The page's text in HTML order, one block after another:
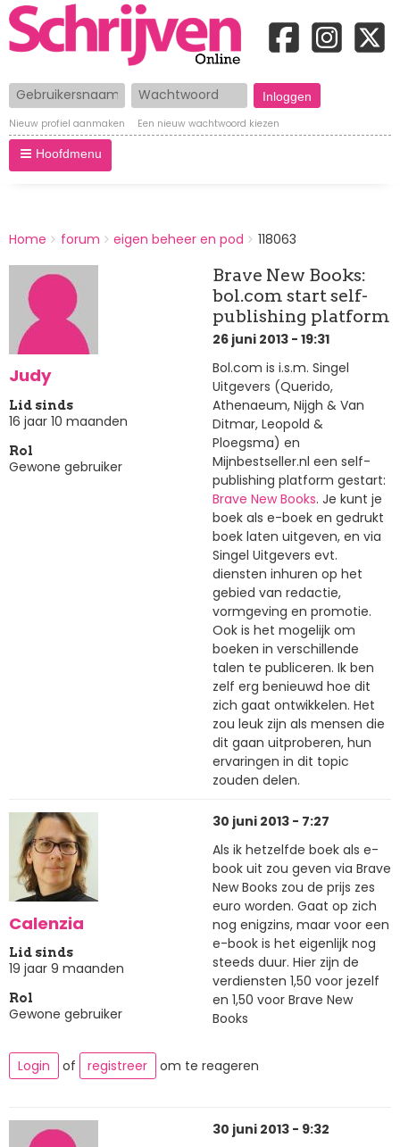
Gebruikersnaam Wachtwoord
Nieuw profiel aanmaken Een nieuw wachtwoord kiezen
Hoofdmenu
BREADCRUMBS
You
here:
Home forum eigen beheer en pod 118063
Judy
Lid sinds
16 jaar 10 maanden
Rol
Gewone gebruiker
Brave New Books:
bol.com start self-
publishing platform
26 juni 2013 - 19:31
Bol.com is i.s.m. Singel
Uitgevers (Querido,
Athenaeum, Nijgh & Van
Ditmar, Leopold &
Ploegsma) en
Mijnbestseller.nl een self-
publishing platform gestart:
Brave New Books. Je kunt je
boek als e-boek en gedrukt
boek laten uitgeven, en via
Singel Uitgevers evt.
diensten inhuren op het
gebied van redactie,
vormgeving en promotie.
Ook is het mogelijk om
boeken in verschillende
talen te publiceren. Ik ben
zelf erg benieuwd hoe dit
zich gaat ontwikkelen. Het
zou leuk zijn als mensen die
dit gaan uitproberen, hun
ervaringen in dit topic
zouden delen.
Calenzia
Lid sinds
19 jaar 9 maanden
Rol
Gewone gebruiker
30 juni 2013 - 7:27
Als ik hetzelfde boek als e-
book uit zou geven via Brave
New Books zou de prijs zes
euro worden. Gaat op zich
nog enigzins, maar voor een
e-book is het eigenlijk nog
steeds duur. Hier zijn de
verdiensten 1,50 voor jezelf
en 1,50 voor Brave New
Books
Login of registreer om te reageren
30 juni 2013 - 9:32